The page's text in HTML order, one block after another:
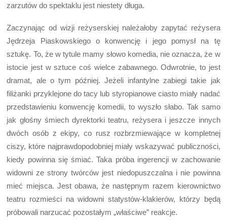
zarzutów do spektaklu jest niestety długa.
Zaczynając od wizji reżyserskiej należałoby zapytać reżysera
Jędrzeja Piaskowskiego o konwencję i jego pomysł na tę
sztukę. To, że w tytule mamy słowo komedia, nie oznacza, że w
istocie jest w sztuce coś wielce zabawnego. Odwrotnie, to jest
dramat, ale o tym później. Jeżeli infantylne zabiegi takie jak
filiżanki przyklejone do tacy lub styropianowe ciasto miały nadać
przedstawieniu konwencję komedii, to wyszło słabo. Tak samo
jak głośny śmiech dyrektorki teatru, reżysera i jeszcze innych
dwóch osób z ekipy, co rusz rozbrzmiewające w kompletnej
ciszy, które najprawdopodobniej miały wskazywać publiczności,
kiedy powinna się śmiać. Taka próba ingerencji w zachowanie
widowni ze strony twórców jest niedopuszczalna i nie powinna
mieć miejsca. Jest obawa, że następnym razem kierownictwo
teatru rozmieści na widowni statystów-klakierów, którzy będą
próbowali narzucać pozostałym „właściwe” reakcje.